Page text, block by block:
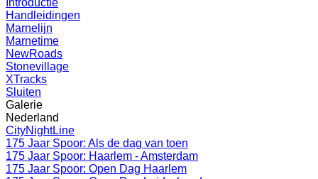
Introductie
Handleidingen
Marnelijn
Marnetime
NewRoads
Stonevillage
XTracks
Sluiten
Galerie
Nederland
CityNightLine
175 Jaar Spoor: Als de dag van toen
175 Jaar Spoor: Haarlem - Amsterdam
175 Jaar Spoor: Open Dag Haarlem